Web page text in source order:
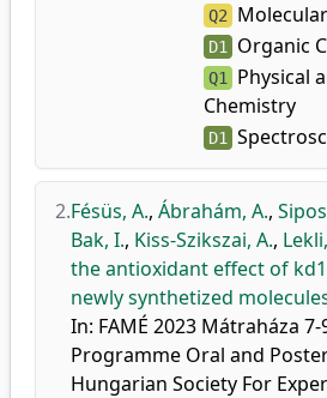
Q2
D1 Organic
Q1
Physical
Chemistry
D1
2.Fésüs, A., Ábrahám, A.,
Bak, I., Kiss-Szikszai, A.,
the antioxidant effect of
newly synthetized
In: FAMÉ 2023 Mátraháza 7-
Programme Oral and
Hungarian Society For